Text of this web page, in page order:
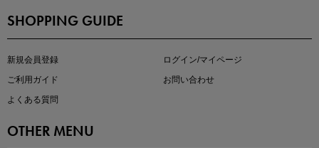
今季の注目アイテムをご紹介
SHOPPING GUIDE
新規会員登録
ログイン/マイページ
ご利用ガイド
お問い合わせ
よくある質問
OTHER MENU